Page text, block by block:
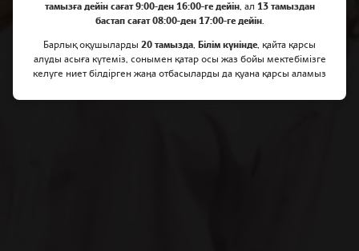
тамызға дейін сағат 9:00-ден 16:00-ге дейін, ал 13 тамыздан
бастап сағат 08:00-ден 17:00-ге дейін.
Барлық оқушыларды 20 тамызда, Білім күнінде, қайта қарсы
алуды асыға күтеміз, сонымен қатар осы жаз бойы мектебімізге
келуге ниет білдірген жаңа отбасыларды да қуана қарсы аламыз